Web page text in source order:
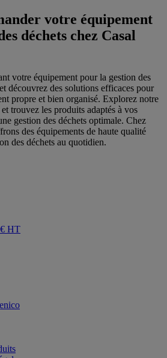
votre équipement
déchets chez Casal
votre équipement pour la gestion des
découvrez des solutions efficaces pour
propre et bien organisé. Explorez notre
trouvez les produits adaptés à vos
gestion des déchets optimale. Chez
des équipements de haute qualité
des déchets au quotidien.
HT